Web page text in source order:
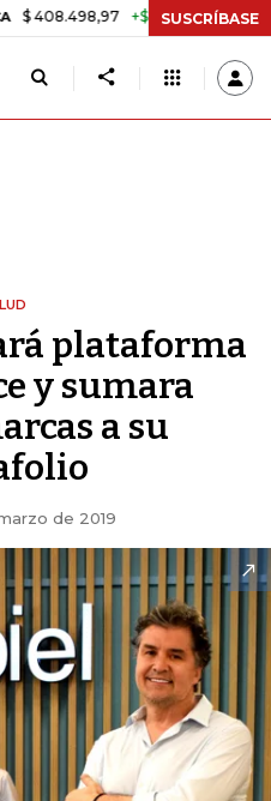
+$ 8.753,81 +2,19%
SUSCRÍBASE
plataforma
y sumara
a su
de 2019